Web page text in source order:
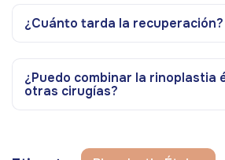
¿Cuánto tarda la recuperación?
¿Puedo combinar la rinoplastia
otras cirugías?